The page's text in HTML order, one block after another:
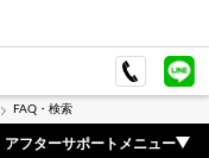
FAQ・検索
アフターサポートメニュー